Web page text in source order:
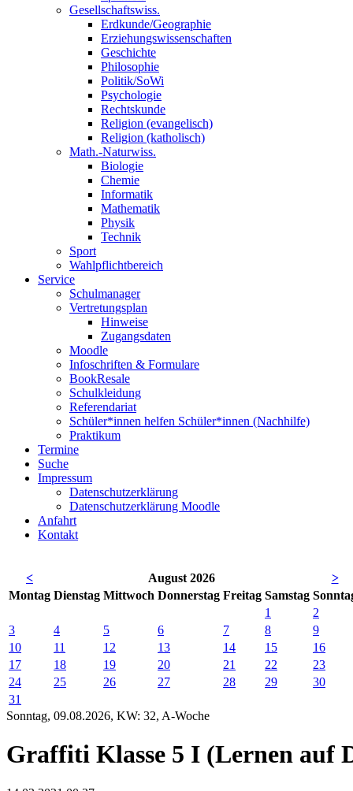
Gesellschaftswiss.
Erdkunde/Geographie
Erziehungswissenschaften
Geschichte
Philosophie
Politik/SoWi
Psychologie
Rechtskunde
Religion (evangelisch)
Religion (katholisch)
Math.-Naturwiss.
Biologie
Chemie
Informatik
Mathematik
Physik
Technik
Sport
Wahlpflichtbereich
Service
Schulmanager
Vertretungsplan
Hinweise
Zugangsdaten
Moodle
Infoschriften & Formulare
BookResale
Schulkleidung
Referendariat
Schüler*innen helfen Schüler*innen (Nachhilfe)
Praktikum
Termine
Suche
Impressum
Datenschutzerklärung
Datenschutzerklärung Moodle
Anfahrt
Kontakt
< August 2026
>
Montag Dienstag Mittwoch Donnerstag Freitag Samstag So
1
2
3
4 5 6 7 8
9
10
11 12 13 14 15
16
17
18 19 20 21 22
23
24
25 26 27 28 29
30
31
Sonntag, 09.08.2026, KW: 32, A-Woche
Graffiti Klasse 5 I (Lernen auf